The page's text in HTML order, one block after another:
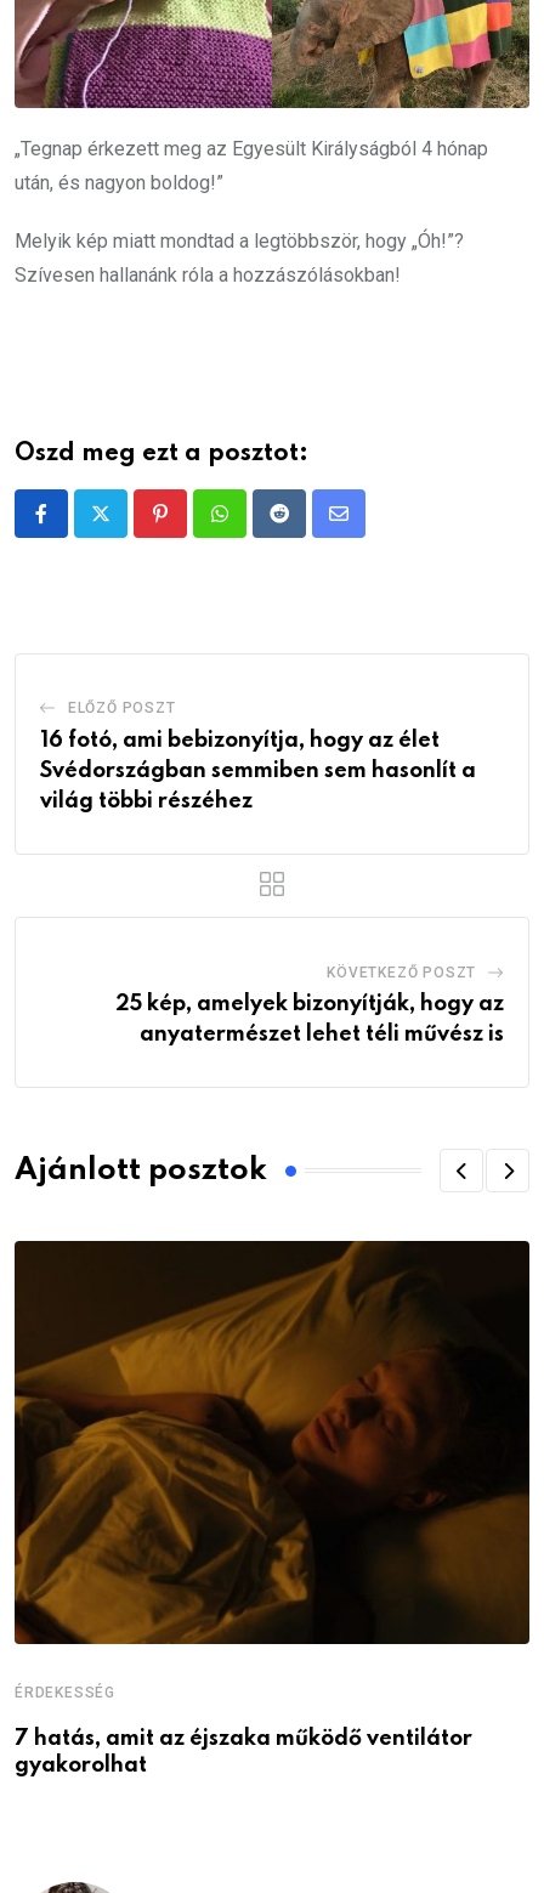
„Tegnap érkezett meg az Egyesült Királyságból 4 hónap
után, és nagyon boldog!”
Melyik kép miatt mondtad a legtöbbször, hogy „Óh!”?
Szívesen hallanánk róla a hozzászólásokban!
Oszd meg ezt a posztot:
PinterestWhatsappRedditShare
ELŐZŐ POSZT
16 fotó, ami bebizonyítja, hogy az élet
Svédországban semmiben sem hasonlít a
világ többi részéhez
KÖVETKEZŐ POSZT
25 kép, amelyek bizonyítják, hogy az
anyatermészet lehet téli művész is
Ajánlott posztok
ÉRDEKESSÉG
7 hatás, amit az éjszaka működő ventilátor
gyakorolhat